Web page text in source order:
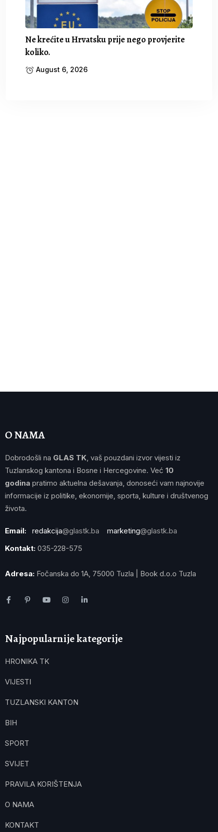
Ne krećite u Hrvatsku prije nego provjerite
koliko.
August 6, 2026
O NAMA
Dobrodošli na GLAS TK , vaš pouzdani izvor vijesti iz
Tuzlanskog kantona i Bosne i Hercegovine. Već 10
godina pratimo aktuelna dešavanja, donoseći vam najnovije
informacije iz politike, ekonomije, sporta, kulture i društvenog
života.
Email: redakcija@glastk.ba marketing@glastk.ba
Kontakt: 035-228-575
Adresa: Fočanska do 1A, 75000 Tuzla | Book d.o.o Tuzla
Najpopularnije kategorije
HRONIKA TK
VIJESTI
TUZLANSKI KANTON
BIH
SPORT
SVIJET
PRAVILA KORIŠTENJA
O NAMA
KONTAKT